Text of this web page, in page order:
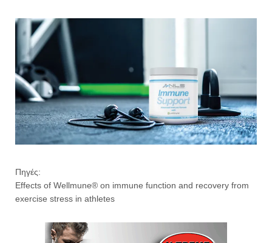
Πηγές:
Effects of Wellmune® on immune function and recovery from
exercise stress in athletes